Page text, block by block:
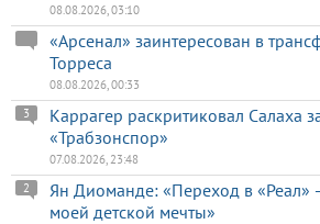
08.08.2026, 03:10
«Арсенал» заинтересован в
Торреса
08.08.2026, 00:33
Каррагер раскритиковал Салаха
«Трабзонспор»
3
07.08.2026, 23:48
Ян Диоманде: «Переход в «Реал»
моей детской мечты»
2